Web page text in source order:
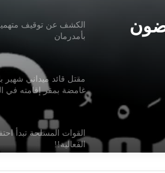
مقتل قائد ميداني شهير
غامضة بمقر إقامته في
القوات المسلحة تبدأ
الفعالية!!
شركة الموارد المعدنية